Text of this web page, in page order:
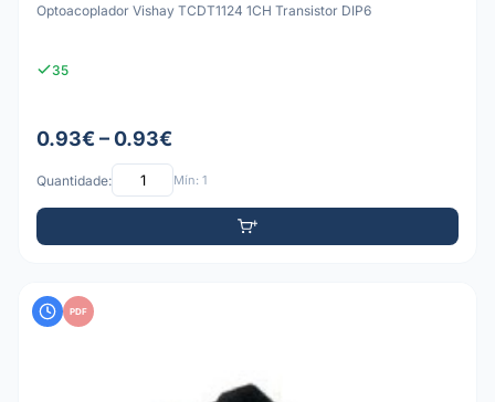
Optoacoplador Vishay TCDT1124 1CH Transistor DIP6
35
0.93€ – 0.93€
Quantidade: Mín: 1
PDF